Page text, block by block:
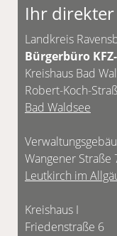
Ihr
Landkreis
Bürgerbüro
Kreishaus Bad
Robert-Koch-
Bad Waldsee
Wangener Straße
Leutkirch im
Kreishaus I
Friedenstraße 6